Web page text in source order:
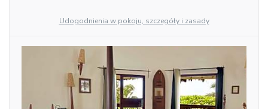
Udogodnienia w pokoju, szczegóły i zasady